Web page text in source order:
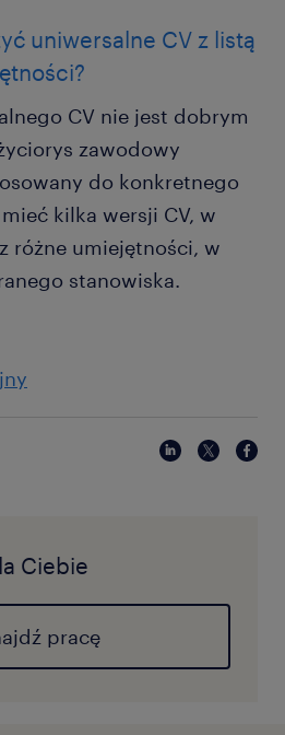
uniwersalne CV z listą
CV nie jest dobrym
zawodowy
do konkretnego
kilka wersji CV, w
różne umiejętności, w
stanowiska.
Ciebie
pracę